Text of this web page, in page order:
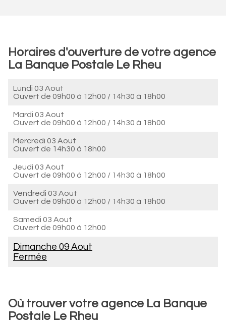
Horaires d'ouverture de votre agence
La Banque Postale Le Rheu
Lundi 03 Aout
Ouvert de 09h00 à 12h00 / 14h30 à 18h00
Mardi 03 Aout
Ouvert de 09h00 à 12h00 / 14h30 à 18h00
Mercredi 03 Aout
Ouvert de 14h30 à 18h00
Jeudi 03 Aout
Ouvert de 09h00 à 12h00 / 14h30 à 18h00
Vendredi 03 Aout
Ouvert de 09h00 à 12h00 / 14h30 à 18h00
Samedi 03 Aout
Ouvert de 09h00 à 12h00
Dimanche 09 Aout
Fermée
Où trouver votre agence La Banque
Postale Le Rheu